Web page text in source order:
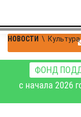
НОВОСТИ \ Культура
ФОНД
с начала 2026